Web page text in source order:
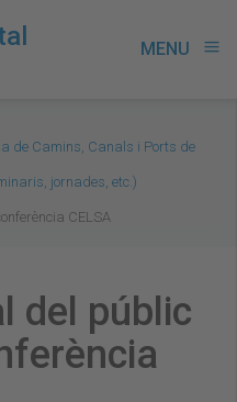
MENU menu
de Camins, Canals i Ports de
jornades, etc.)
CELSA
del públic